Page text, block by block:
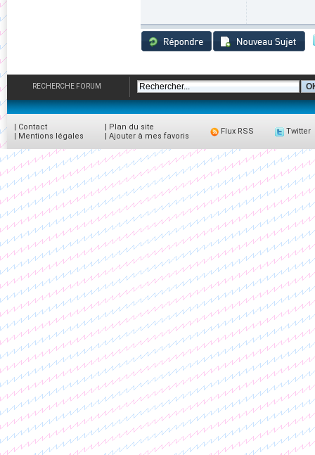
RECHERCHE FORUM
| Contact
| Mentions légales
| Plan du site
| Ajouter à mes favoris
Flux RSS Twitter